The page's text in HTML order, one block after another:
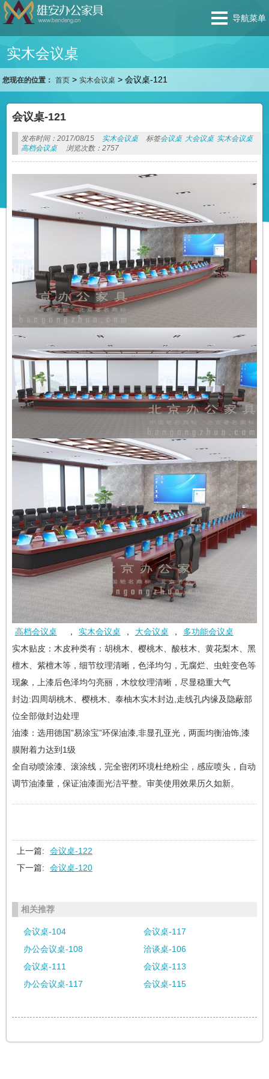
导航菜单
实木会议桌
您现在的位置： 首页 >实木会议桌 >会议桌-121
会议桌-121
发布时间：2017/08/15 实木会议桌 标签会议桌 大会议桌 实木会议桌
高档会议桌
浏览次数：2757
高档会议桌 ， 实木会议桌 ， 大会议桌 ，
多功能会议桌
实木贴皮：木皮种类有：胡桃木、樱桃木、酸枝木、黄花梨木、黑
檀木、紫檀木等，细节纹理清晰，色泽均匀，无腐烂、虫蛀变色等
现象，上漆后色泽均匀亮丽，木纹纹理清晰，尽显稳重大气
封边:四周胡桃木、樱桃木、泰柚木实木封边,走线孔内缘及隐蔽部
位全部做封边处理
油漆：选用德国”易涂宝”环保油漆,非显孔亚光，两面均衡油饰,漆
膜附着力达到1级
全自动喷涂漆、滚涂线，完全密闭环境杜绝粉尘，感应喷头，自动
调节油漆量，保证油漆面光洁平整。审美使用效果历久如新。
上一篇:
会议桌-122
下一篇:
会议桌-120
相关推荐
会议桌-104
会议桌-117
办公会议桌-108
洽谈桌-106
会议桌-111
会议桌-113
办公会议桌-117
会议桌-115